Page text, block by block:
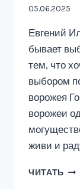
05.06.2025
Евгений
бывает
тем, что
выбором
ворожея
ворожеи
живи и
ЧИТАТЬ